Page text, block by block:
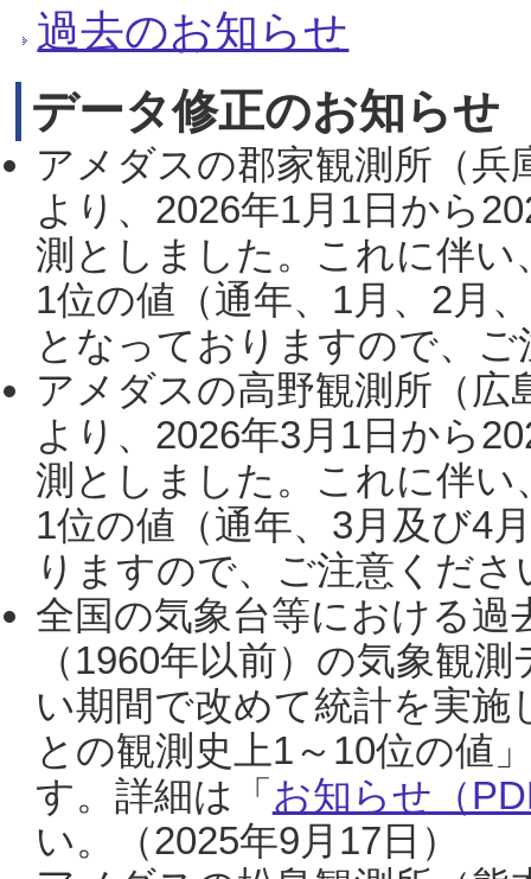
過去のお知らせ
データ修正のお知らせ
アメダスの郡家観測所（
より、2026年1月1日から
測としました。これに伴い
1位の値（通年、1月、2月
となっておりますので、
アメダスの高野観測所（
より、2026年3月1日から
測としました。これに伴い
1位の値（通年、3月及び4
りますので、ご注意くだ
全国の気象台等における過
（1960年以前）の気象観
い期間で改めて統計を実
との観測史上1～10位の値
す。詳細は「 お知らせ（
い。（2025年9月17日）